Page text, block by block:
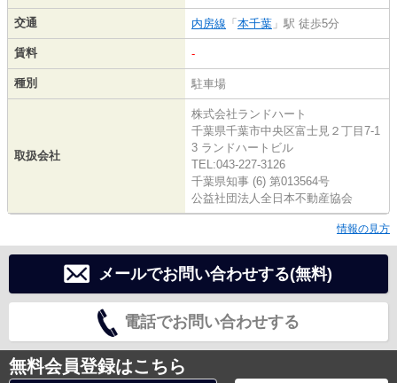
交通 内房線 「 本千葉 」駅 徒歩5分
賃料 -
種別 駐車場
取扱会社
株式会社ランドハート
千葉県千葉市中央区富士見２丁目7-1
3 ランドハートビル
TEL:043-227-3126
千葉県知事 (6) 第013564号
公益社団法人全日本不動産協会
情報の見方
メールでお問い合わせする(無料)
電話でお問い合わせする
無料会員登録はこちら